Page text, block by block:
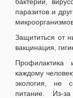
паразитов и
Защититься от
вакцинация,
Профилактика
каждому
экология, не
питание. Из-